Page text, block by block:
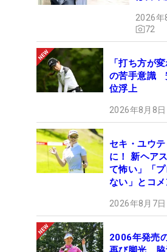
2026年
72
「打ち方が
の苦手意識
位浮上
2026年8月8
セキ・ユウ
に！ 新ヘア
て怖い」「
ない」とコメ
2026年8月7
2006年発売